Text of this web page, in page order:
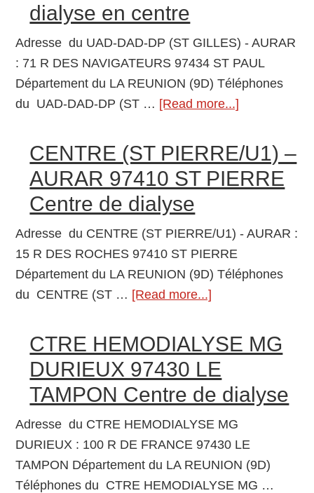
PORT
d’Alternative
à
la
dialyse
centre
dialyse en centre
Adresse du UAD-DAD-DP (ST GILLES) - AURAR
: 71 R DES NAVIGATEURS 97434 ST PAUL
Département du LA REUNION (9D) Téléphones
du UAD-DAD-DP (ST … [Read more...]
DAD-
DP
(ST
97434
d’Alternative
la
dialyse
centre
CENTRE (ST PIERRE/U1) –
AURAR 97410 ST PIERRE
Centre de dialyse
Adresse du CENTRE (ST PIERRE/U1) - AURAR :
15 R DES ROCHES 97410 ST PIERRE
Département du LA REUNION (9D) Téléphones
du CENTRE (ST … [Read more...]
(ST
PIERRE/U1)
–
AURAR
97410
ST
PIERRE
Centre
CTRE HEMODIALYSE MG
DURIEUX 97430 LE
TAMPON Centre de dialyse
Adresse du CTRE HEMODIALYSE MG
DURIEUX : 100 R DE FRANCE 97430 LE
TAMPON Département du LA REUNION (9D)
Téléphones du CTRE HEMODIALYSE MG …